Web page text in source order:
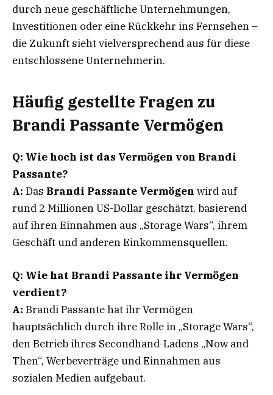
durch neue geschäftliche Unternehmungen,
Investitionen oder eine Rückkehr ins Fernsehen –
die Zukunft sieht vielversprechend aus für diese
entschlossene Unternehmerin.
Häufig gestellte Fragen zu
Brandi Passante Vermögen
Q: Wie hoch ist das Vermögen von Brandi
Passante?
A: Das Brandi Passante Vermögen wird auf
rund 2 Millionen US-Dollar geschätzt, basierend
auf ihren Einnahmen aus „Storage Wars“, ihrem
Geschäft und anderen Einkommensquellen.
Q: Wie hat Brandi Passante ihr Vermögen
verdient?
A: Brandi Passante hat ihr Vermögen
hauptsächlich durch ihre Rolle in „Storage Wars“,
den Betrieb ihres Secondhand-Ladens „Now and
Then“, Werbeverträge und Einnahmen aus
sozialen Medien aufgebaut.